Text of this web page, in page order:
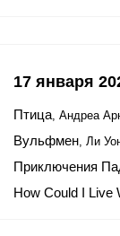
17 января
Птица, Андреа
Вульфмен, Ли
Приключения
How Could I Live